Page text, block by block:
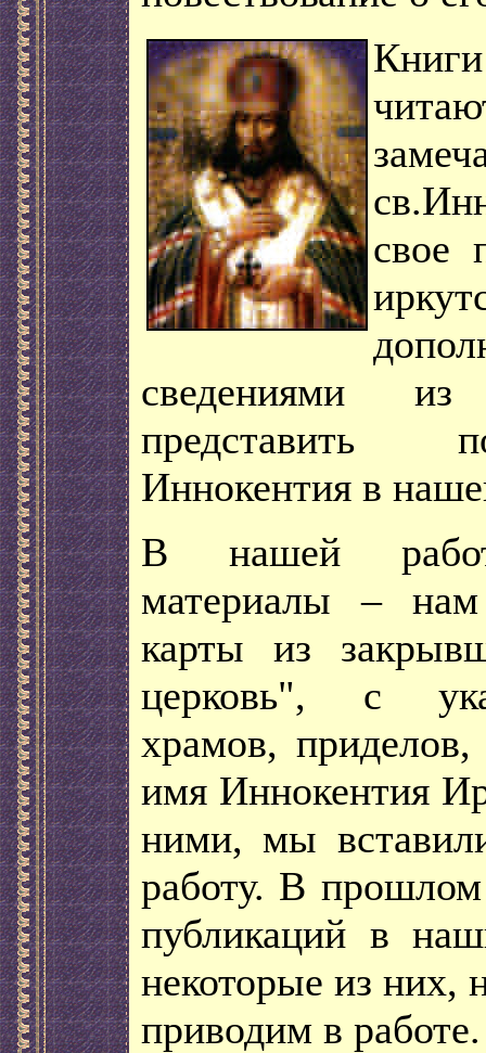
свое
сведениями из
представить
Иннокентия в
В нашей
материалы –
карты из
церковь", с
храмов,
имя Иннокентия
ними, мы
работу. В
публикаций в
некоторые из них,
приводим в работе.